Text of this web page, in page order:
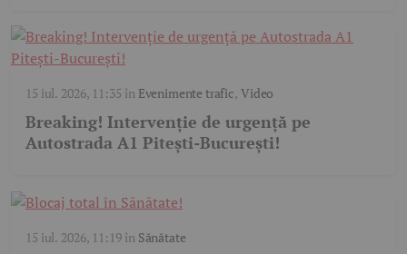
15 iul. 2026, 11:35 în Evenimente trafic, Video
Breaking! Intervenție de urgență pe
Autostrada A1 Pitești-București!
15 iul. 2026, 11:19în Sănătate